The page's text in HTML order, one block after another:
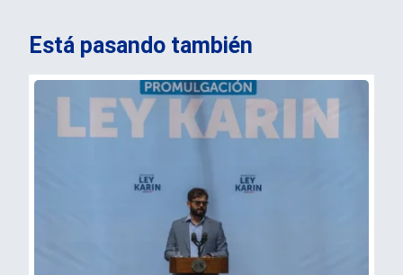
Está pasando también